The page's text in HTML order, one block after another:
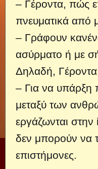
– Γέροντα, πώς
πνευματικά από
– Γράφουν
ασύρματο ή με
Δηλαδή,
– Για να υπάρξη
μεταξύ των
εργάζωνται στην
δεν μπορούν να
επιστήμονες.